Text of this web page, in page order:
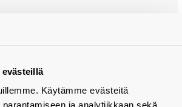
evästeillä
Käytämme evästeitä
ja analytiikkaan sekä
mielellämme